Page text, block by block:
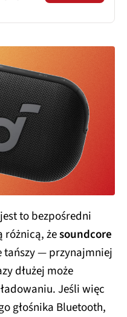
to bezpośredni
różnicą, żesoundcore
tańszy — przynajmniej
dłużej może
Jeśli więc
głośnika Bluetooth,